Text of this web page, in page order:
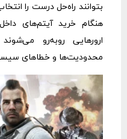
بتوانند راه‌حل درست را
هنگام خرید آیتم‌های
ارورهایی روبه‌رو
محدودیت‌ها و خطاهای